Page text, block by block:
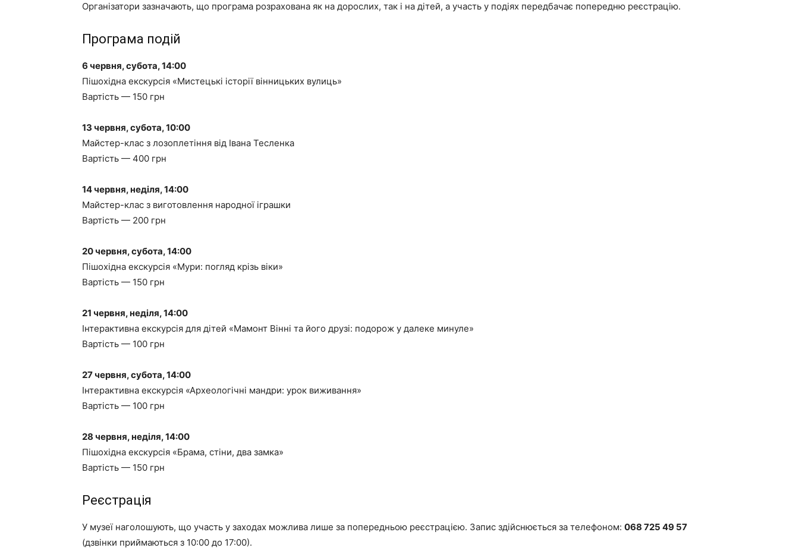
Організатори зазначають, що програма розрахована як на дорослих, так і на дітей, а участь у подіях передбачає попередню реєстрацію.
Програма подій
6 червня, субота, 14:00
Пішохідна екскурсія «Мистецькі історії вінницьких вулиць»
Вартість — 150 грн
13 червня, субота, 10:00
Майстер-клас з лозоплетіння від Івана Тесленка
Вартість — 400 грн
14 червня, неділя, 14:00
Майстер-клас з виготовлення народної іграшки
Вартість — 200 грн
20 червня, субота, 14:00
Пішохідна екскурсія «Мури: погляд крізь віки»
Вартість — 150 грн
21 червня, неділя, 14:00
Інтерактивна екскурсія для дітей «Мамонт Вінні та його друзі: подорож у далеке минуле»
Вартість — 100 грн
27 червня, субота, 14:00
Інтерактивна екскурсія «Археологічні мандри: урок виживання»
Вартість — 100 грн
28 червня, неділя, 14:00
Пішохідна екскурсія «Брама, стіни, два замка»
Вартість — 150 грн
Реєстрація
У музеї наголошують, що участь у заходах можлива лише за попередньою реєстрацією. Запис здійснюється за телефоном: 068 725 49 57
(дзвінки приймаються з 10:00 до 17:00).